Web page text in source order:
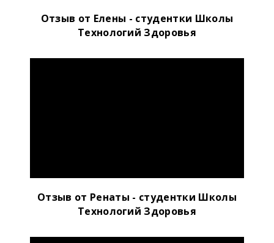
Отзыв от Елены - студентки Школы
Технологий Здоровья
Отзыв от Ренаты - студентки Школы
Технологий Здоровья